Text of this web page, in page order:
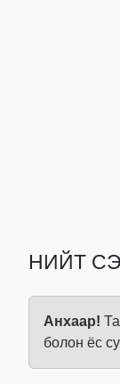
НИЙТ
Анхаар!
болон ёс